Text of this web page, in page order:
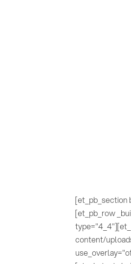
[et_pb_section
[et_pb_row
content/